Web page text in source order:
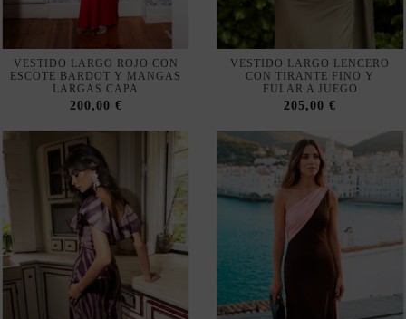
VESTIDO LARGO ROJO CON
ESCOTE BARDOT Y MANGAS
LARGAS CAPA
200,00 €
VESTIDO LARGO LENCERO
CON TIRANTE FINO Y
FULAR A JUEGO
205,00 €